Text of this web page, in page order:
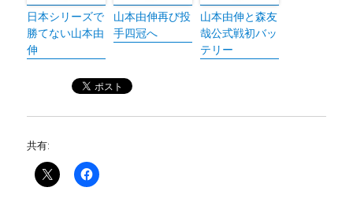
日本シリーズで
勝てない山本由
伸
山本由伸再び投
手四冠へ
山本由伸と森友
哉公式戦初バッ
テリー
共有: